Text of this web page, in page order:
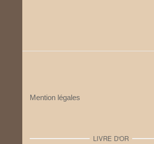
Mention légales
LIVRE D'OR